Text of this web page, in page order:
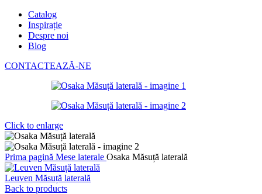
Catalog
Inspirație
Despre noi
Blog
CONTACTEAZĂ-NE
Click to enlarge
Prima pagină Mese laterale Osaka Măsuță laterală
Leuven Măsuță laterală
Back to products